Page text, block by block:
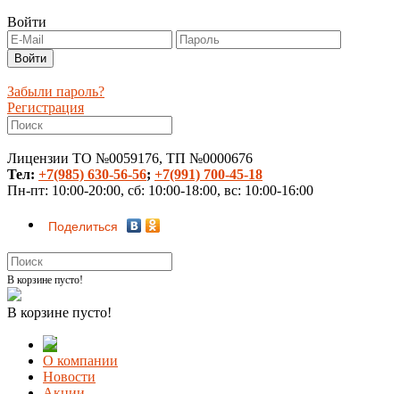
Войти
Забыли пароль?
Регистрация
Лицензии ТО №0059176, ТП №0000676
Тел: +7(985) 630-56-56; +7(991) 700-45-18
Пн-пт: 10:00-20:00, сб: 10:00-18:00, вс: 10:00-16:00
Поделиться
В корзине пусто!
В корзине пусто!
О компании
Новости